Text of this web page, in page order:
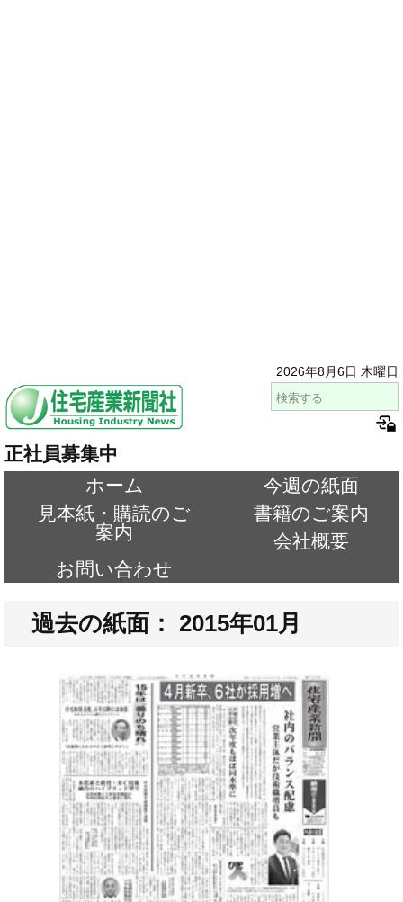
2026年8月6日 木曜日
正社員募集中
ホーム
今週の紙面
見本紙・購読のご
案内
書籍のご案内
会社概要
お問い合わせ
過去の紙面： 2015年01月